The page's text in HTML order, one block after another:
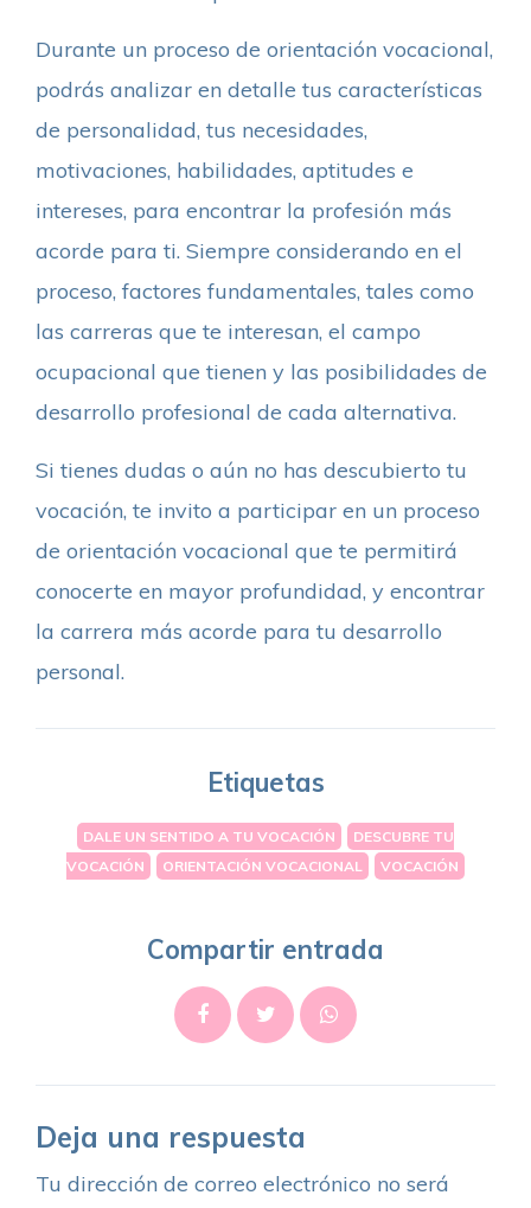
Durante un proceso de orientación vocacional,
podrás analizar en detalle tus características
de personalidad, tus necesidades,
motivaciones, habilidades, aptitudes e
intereses, para encontrar la profesión más
acorde para ti. Siempre considerando en el
proceso, factores fundamentales, tales como
las carreras que te interesan, el campo
ocupacional que tienen y las posibilidades de
desarrollo profesional de cada alternativa.
Si tienes dudas o aún no has descubierto tu
vocación, te invito a participar en un proceso
de orientación vocacional que te permitirá
conocerte en mayor profundidad, y encontrar
la carrera más acorde para tu desarrollo
personal.
Etiquetas
DALE UN SENTIDO A TU VOCACIÓN
DESCUBRE TU
VOCACIÓN
ORIENTACIÓN VOCACIONAL VOCACIÓN
Compartir entrada
Deja una respuesta
Tu dirección de correo electrónico no será